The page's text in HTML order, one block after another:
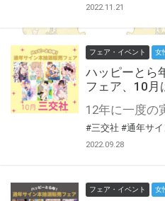
2022.11.21
フェア・イベント 女
ハッピーとら
フェア、10月
#三交社 #通年サ
2022.09.28
フェア・イベント 女